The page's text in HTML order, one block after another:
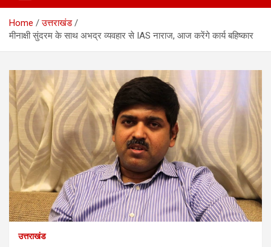
Home
उत्तराखंड
मीनाक्षी सुंदरम के साथ अभद्र व्यवहार से IAS नाराज, आज करेंगे कार्य बहिष्कार
उत्तराखंड